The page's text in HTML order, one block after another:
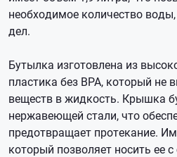
необходимое количество
дел.
Бутылка изготовлена из
пластика без BPA, который не
веществ в жидкость. Крышка
нержавеющей стали, что
предотвращает протекание.
который позволяет носить ее